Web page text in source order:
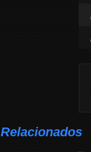
Relacionados